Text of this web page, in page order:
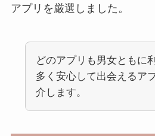
アプリを厳選しました。
どのアプリも男女ともに
多く安心して出会えるア
介します。